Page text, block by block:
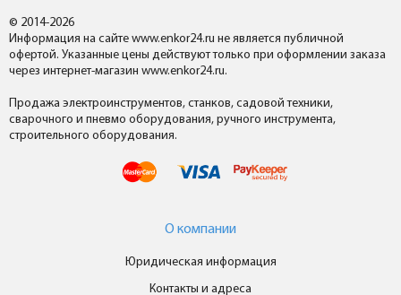
© 2014-2026
Информация на сайте www.enkor24.ru не является публичной
офертой. Указанные цены действуют только при оформлении заказа
через интернет-магазин www.enkor24.ru.
Продажа электроинструментов, станков, садовой техники,
сварочного и пневмо оборудования, ручного инструмента,
строительного оборудования.
О компании
Юридическая информация
Контакты и адреса